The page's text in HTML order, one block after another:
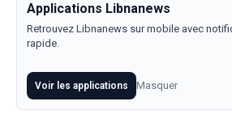
Applications Libnanews
Retrouvez Libnanews sur mobile avec
rapide.
Voir les applications Masquer